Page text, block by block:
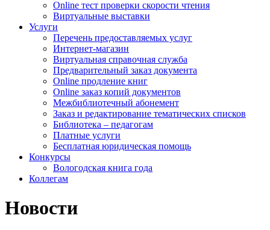
Online тест проверки скорости чтения
Виртуальные выставки
Услуги
Перечень предоставляемых услуг
Интернет-магазин
Виртуальная справочная служба
Предварительный заказ документа
Online продление книг
Online заказ копий документов
Межбиблиотечный абонемент
Заказ и редактирование тематических списков
Библиотека – педагогам
Платные услуги
Бесплатная юридическая помощь
Конкурсы
Вологодская книга года
Коллегам
Новости